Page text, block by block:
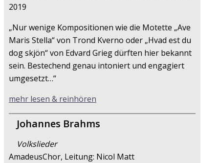
2019
„Nur wenige Kompositionen wie die Motette „Ave
Maris Stella“ von Trond Kverno oder „Hvad est du
dog skjön“ von Edvard Grieg dürften hier bekannt
sein. Bestechend genau intoniert und engagiert
umgesetzt…“
mehr lesen & reinhören
Johannes Brahms
Volkslieder
AmadeusChor, Leitung: Nicol Matt